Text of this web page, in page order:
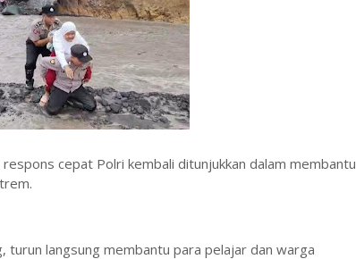
respons cepat Polri kembali ditunjukkan dalam membantu
turun langsung membantu para pelajar dan warga